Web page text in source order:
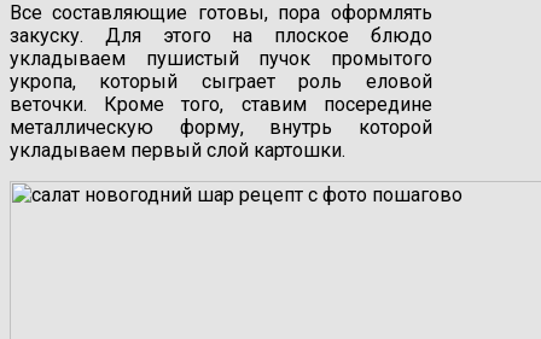
Все составляющие готовы, пора оформлять
закуску. Для этого на плоское блюдо
укладываем пушистый пучок промытого
укропа, который сыграет роль еловой
веточки. Кроме того, ставим посередине
металлическую форму, внутрь которой
укладываем первый слой картошки.